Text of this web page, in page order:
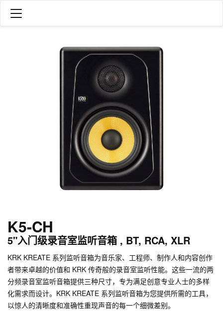
K5-CH
5"入门级录音室监听音箱 , BT, RCA, XLR
KRK KREATE 系列监听音箱为音乐家、工程师、制作人和内容创作
者带来卓越的价值和 KRK 传奇般的录音室监听性能。这些一流的两
分频录音室监听音箱提供三种尺寸，专为满足创意专业人士的多样
化需求而设计。KRK KREATE 系列监听音箱为您提供所需的工具，
以惊人的清晰度和准确性重现声音的每一个细微差别。